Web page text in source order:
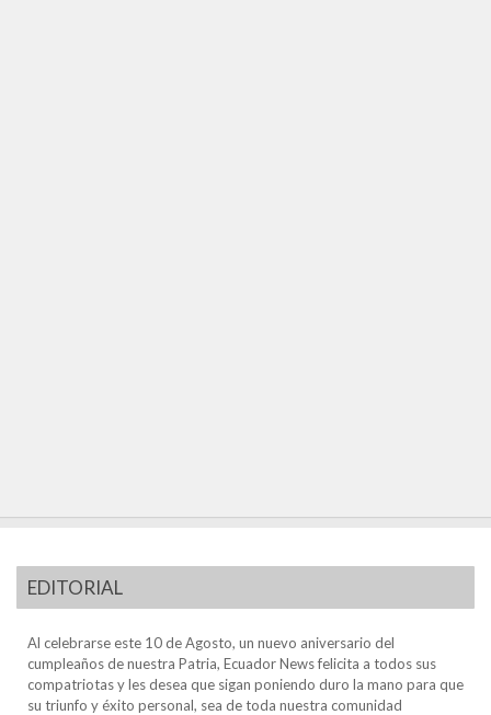
EDITORIAL
Al celebrarse este 10 de Agosto, un nuevo aniversario del
cumpleaños de nuestra Patria, Ecuador News felicita a todos sus
compatriotas y les desea que sigan poniendo duro la mano para que
su triunfo y éxito personal, sea de toda nuestra comunidad